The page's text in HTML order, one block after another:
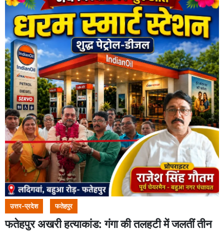
उत्तर-प्रदेश फतेहपुर
फतेहपुर अखरी हत्याकांड: गंगा की तलहटी में जलतीं तीन